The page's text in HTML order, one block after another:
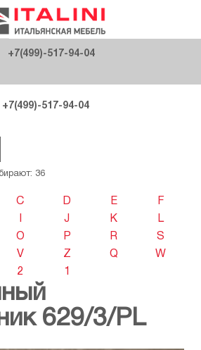
+7(499)-517-94-04
купить
+7(499)-517-94-04
121170 , г. Москва,
проспект, д. 36 стр.3
+7(499)-517-94-04
36
C D E
F
J K
L
O P R
S
V Z Q
W
2 1
629/3/PL